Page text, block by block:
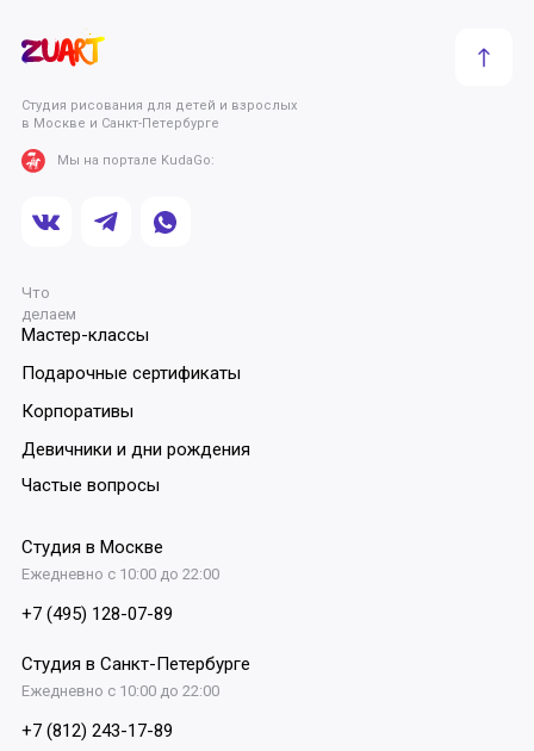
Студия рисования для детей и взрослых
в Москве и Санкт-Петербурге
Мастер-классы
Что
делаем
Подарочные сертификаты
Корпоративы
Девичники и дни рождения
Студия в Москве
Студия в Санкт-Петербурге
Ежедневно с 10:00 до 22:00
Ежедневно с 10:00 до 22:00
+7 (495) 128-07-89
+7 (812) 243-17-89
Частые вопросы
Мы на портале KudaGo: